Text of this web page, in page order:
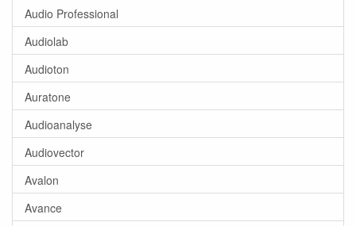
Audio Professional
Audiolab
Audioton
Auratone
Audioanalyse
Audiovector
Avalon
Avance